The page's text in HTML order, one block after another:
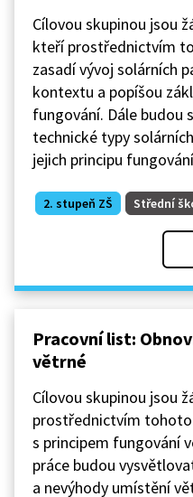
Cílovou skupinou jsou
kteří prostřednictvím
zasadí vývoj solárních
kontextu a popíšou
fungování. Dále budou
technické typy
jejich principu
2. stupeň ZŠ Střední
Pracovní list:
větrné
Cílovou skupinou jsou
prostřednictvím
s principem fungování
práce budou
a nevýhody umístění